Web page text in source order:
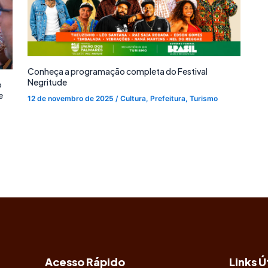
Conheça a programação completa do Festival
Negritude
12 de novembro de 2025 / Cultura, Prefeitura, Turismo
Acesso Rápido Links